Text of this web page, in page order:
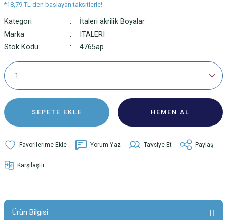
*18,79 TL den başlayan taksitlerle!
Kategori
İtaleri akrilik Boyalar
Marka
ITALERI
Stok Kodu
4765ap
SEPETE EKLE HEMEN AL
Yorum Yaz Tavsiye Et Paylaş
Karşılaştır
Ürün Bilgisi